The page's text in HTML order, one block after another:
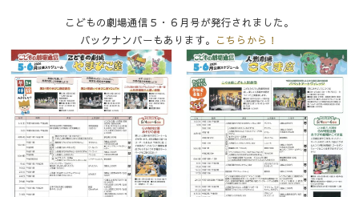
こどもの劇場通信５・６月号が発行されました。
バックナンバーもあります。 こちらから！